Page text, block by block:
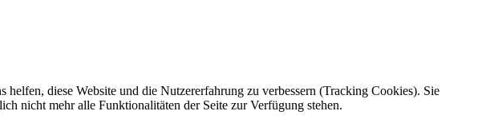
diese Website und die Nutzererfahrung zu verbessern (Tracking Cookies). Sie
nicht mehr alle Funktionalitäten der Seite zur Verfügung stehen.